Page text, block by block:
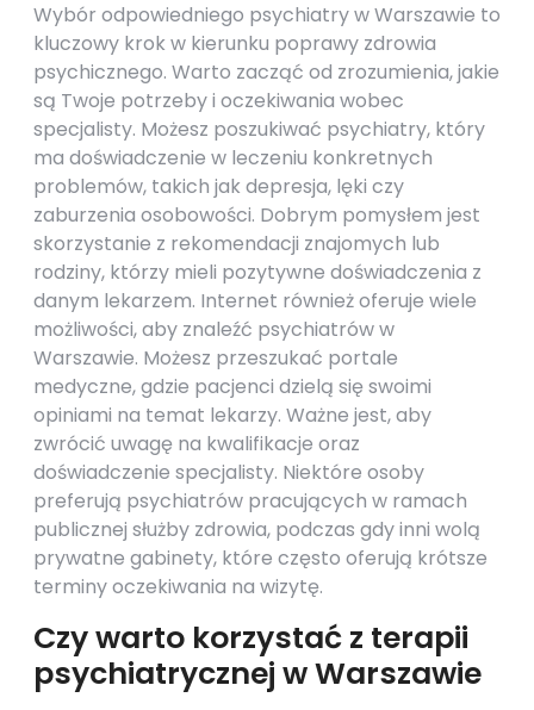
Wybór odpowiedniego psychiatry w Warszawie to
kluczowy krok w kierunku poprawy zdrowia
psychicznego. Warto zacząć od zrozumienia, jakie
są Twoje potrzeby i oczekiwania wobec
specjalisty. Możesz poszukiwać psychiatry, który
ma doświadczenie w leczeniu konkretnych
problemów, takich jak depresja, lęki czy
zaburzenia osobowości. Dobrym pomysłem jest
skorzystanie z rekomendacji znajomych lub
rodziny, którzy mieli pozytywne doświadczenia z
danym lekarzem. Internet również oferuje wiele
możliwości, aby znaleźć psychiatrów w
Warszawie. Możesz przeszukać portale
medyczne, gdzie pacjenci dzielą się swoimi
opiniami na temat lekarzy. Ważne jest, aby
zwrócić uwagę na kwalifikacje oraz
doświadczenie specjalisty. Niektóre osoby
preferują psychiatrów pracujących w ramach
publicznej służby zdrowia, podczas gdy inni wolą
prywatne gabinety, które często oferują krótsze
terminy oczekiwania na wizytę.
Czy warto korzystać z terapii
psychiatrycznej w Warszawie